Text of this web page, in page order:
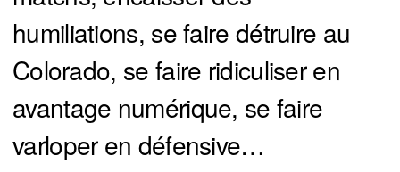
humiliations, se faire détruire au
Colorado, se faire ridiculiser en
avantage numérique, se faire
varloper en défensive…